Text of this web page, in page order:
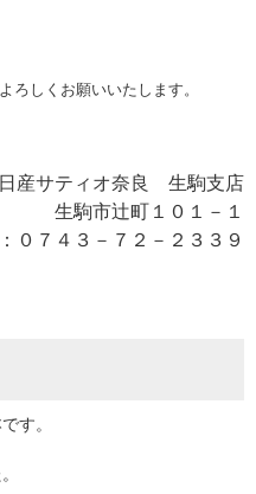
ろしくお願いいたします。
日産サティオ奈良 生駒支店
生駒市辻町１０１－１
０７４３－７２－２３３９
す。